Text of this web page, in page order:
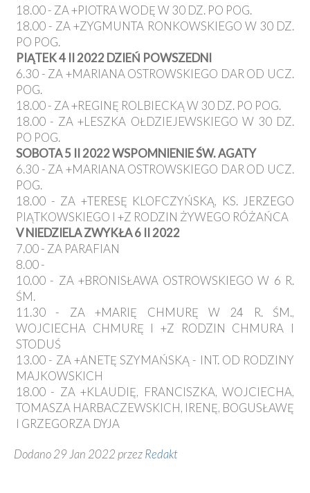
18.00 - ZA +PIOTRA WODĘ W 30 DZ. PO POG.
18.00 - ZA +ZYGMUNTA RONKOWSKIEGO W 30 DZ.
PO POG.
PIĄTEK 4 II 2022 DZIEŃ POWSZEDNI
6.30 - ZA +MARIANA OSTROWSKIEGO DAR OD UCZ.
POG.
18.00 - ZA +REGINĘ ROLBIECKĄ W 30 DZ. PO POG.
18.00 - ZA +LESZKA OŁDZIEJEWSKIEGO W 30 DZ.
PO POG.
SOBOTA 5 II 2022 WSPOMNIENIE ŚW. AGATY
6.30 - ZA +MARIANA OSTROWSKIEGO DAR OD UCZ.
POG.
18.00 - ZA +TERESĘ KLOFCZYŃSKĄ, KS. JERZEGO
PIĄTKOWSKIEGO I +Z RODZIN ŻYWEGO RÓŻAŃCA
V NIEDZIELA ZWYKŁA 6 II 2022
7.00 - ZA PARAFIAN
8.00 -
10.00 - ZA +BRONISŁAWA OSTROWSKIEGO W 6 R.
ŚM.
11.30 - ZA +MARIĘ CHMURĘ W 24 R. ŚM.,
WOJCIECHA CHMURĘ I +Z RODZIN CHMURA I
STODUŚ
13.00 - ZA +ANETĘ SZYMAŃSKĄ - INT. OD RODZINY
MAJKOWSKICH
18.00 - ZA +KLAUDIĘ, FRANCISZKA, WOJCIECHA,
TOMASZA HARBACZEWSKICH, IRENĘ, BOGUSŁAWĘ
I GRZEGORZA DYJA
Dodano 29 Jan 2022 przezRedakt